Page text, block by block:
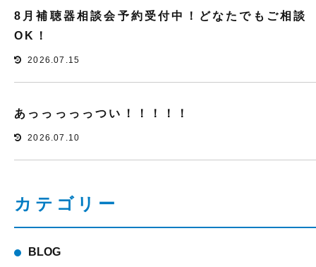
8月補聴器相談会予約受付中！どなたでもご相談
OK！
2026.07.15
あっっっっっつい！！！！！
2026.07.10
カテゴリー
BLOG